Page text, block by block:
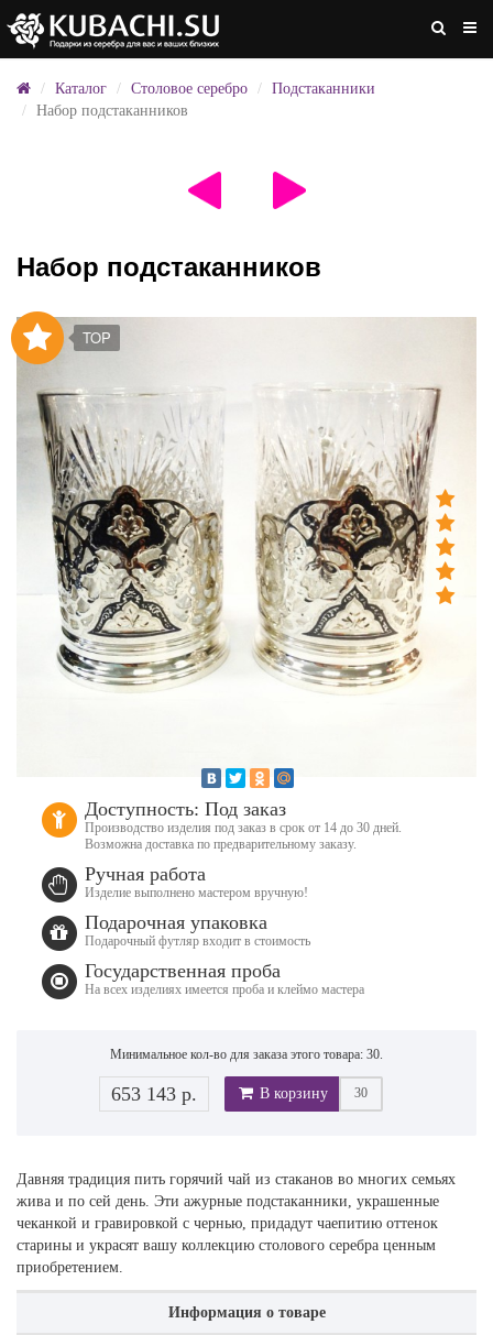
Каталог Столовое серебро
Подстаканники
Набор подстаканников
Набор подстаканников
TOP
Доступность: Под заказ
Производство изделия под заказ в срок от 14 до 30 дней.
Возможна доставка по предварительному заказу.
Ручная работа
Изделие выполнено мастером вручную!
Подарочная упаковка
Подарочный футляр входит в стоимость
Государственная проба
На всех изделиях имеется проба и клеймо мастера
Минимальное кол-во для заказа этого товара: 30.
653 143 р. В корзину
Давняя традиция пить горячий чай из стаканов во многих семьях
жива и по сей день. Эти ажурные подстаканники, украшенные
чеканкой и гравировкой с чернью, придадут чаепитию оттенок
старины и украсят вашу коллекцию столового серебра ценным
приобретением.
Информация о товаре